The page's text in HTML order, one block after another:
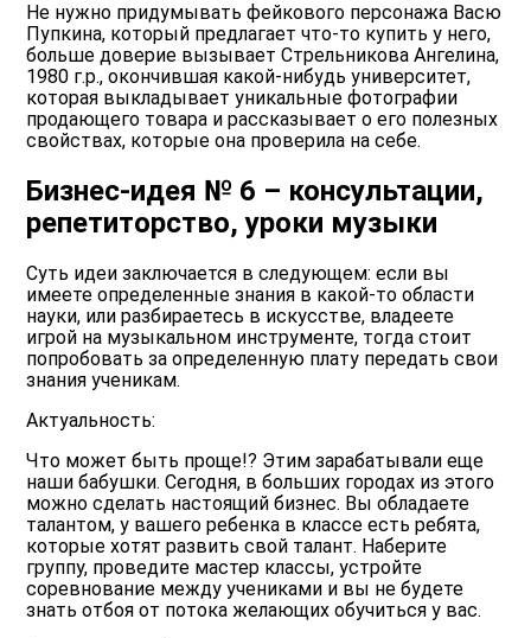
Не нужно придумывать фейкового персонажа Васю
Пупкина, который предлагает что-то купить у него,
больше доверие вызывает Стрельникова Ангелина,
1980 г.р., окончившая какой-нибудь университет,
которая выкладывает уникальные фотографии
продающего товара и рассказывает о его полезных
свойствах, которые она проверила на себе.
Бизнес-идея № 6 – консультации,
репетиторство, уроки музыки
Суть идеи заключается в следующем: если вы
имеете определенные знания в какой-то области
науки, или разбираетесь в искусстве, владеете
игрой на музыкальном инструменте, тогда стоит
попробовать за определенную плату передать свои
знания ученикам.
Актуальность:
Что может быть проще!? Этим зарабатывали еще
наши бабушки. Сегодня, в больших городах из этого
можно сделать настоящий бизнес. Вы обладаете
талантом, у вашего ребенка в классе есть ребята,
которые хотят развить свой талант. Наберите
группу, проведите мастер классы, устройте
соревнование между учениками и вы не будете
знать отбоя от потока желающих обучиться у вас.